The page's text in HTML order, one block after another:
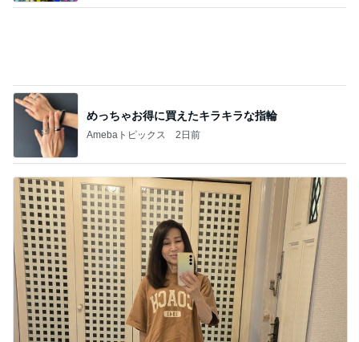
めっちゃお得に買えたキラキラな指輪
Amebaトピックス 2日前